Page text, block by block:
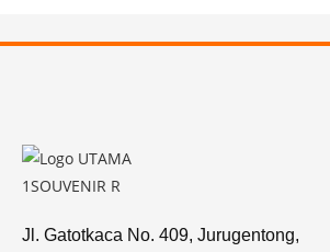
Jl. Gatotkaca No. 409, Jurugentong,